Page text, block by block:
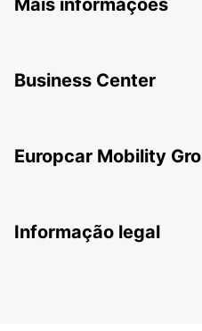
Mais informações
Business Center
Europcar Mobility
Informação legal